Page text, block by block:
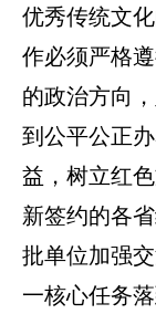
优秀传统文
作必须严格
的政治方向
到公平公正
益，树立红
新签约的各
批单位加强
一核心任务落